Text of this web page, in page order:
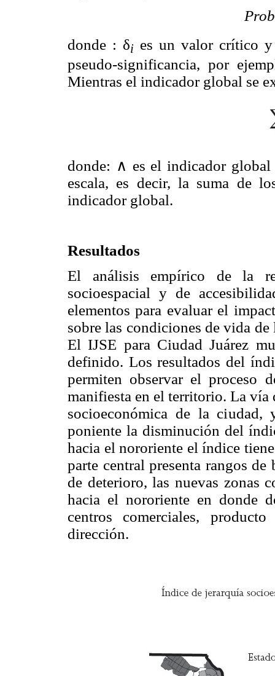
Prob
donde : δies un valor crítico
pseudo-significancia, por
Mientras el indicador global se
donde: ∧ es el indicador global
escala, es decir, la suma de
indicador global.
Resultados
El análisis empírico de la
socioespacial y de
elementos para evaluar el
sobre las condiciones de vida
El IJSE para Ciudad Juárez
definido. Los resultados del
permiten observar el proceso
manifiesta en el territorio. La
socioeconómica de la
poniente la disminución del
hacia el nororiente el índice
parte central presenta rangos
de deterioro, las nuevas zonas
hacia el nororiente en donde
centros comerciales,
dirección.